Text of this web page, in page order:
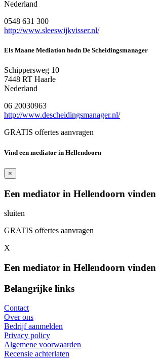
Nederland
0548 631 300
http://www.sleeswijkvisser.nl/
Els Maane Mediation hodn De Scheidingsmanager
Schippersweg 10
7448 RT Haarle
Nederland
06 20030963
http://www.descheidingsmanager.nl/
GRATIS offertes aanvragen
Vind een mediator in Hellendoorn
×
Een mediator in Hellendoorn vinden
sluiten
GRATIS offertes aanvragen
X
Een mediator in Hellendoorn vinden
Belangrijke links
Contact
Over ons
Bedrijf aanmelden
Privacy policy
Algemene voorwaarden
Recensie achterlaten